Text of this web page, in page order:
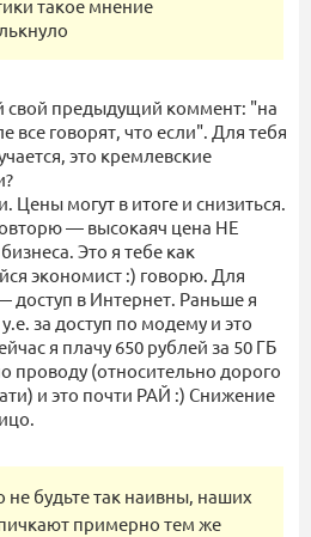
такое мнение
свой предыдущий коммент: "на
все говорят, что если". Для тебя
это кремлевские
Цены могут в итоге и снизиться.
— высокаяч цена НЕ
Это я тебе как
экономист :) говорю. Для
доступ в Интернет. Раньше я
за доступ по модему и это
я плачу 650 рублей за 50 ГБ
проводу (относительно дорого
и это почти РАЙ :) Снижение
не будьте так наивны, наших
примерно тем же